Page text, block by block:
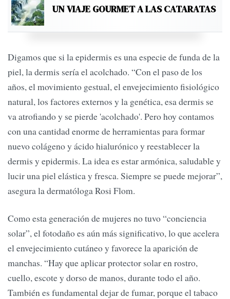
UN VIAJE GOURMET A LAS CATARATAS
Digamos que si la epidermis es una especie de funda de la
piel, la dermis sería el acolchado. “Con el paso de los
años, el movimiento gestual, el envejecimiento fisiológico
natural, los factores externos y la genética, esa dermis se
va atrofiando y se pierde 'acolchado'. Pero hoy contamos
con una cantidad enorme de herramientas para formar
nuevo colágeno y ácido hialurónico y reestablecer la
dermis y epidermis. La idea es estar armónica, saludable y
lucir una piel elástica y fresca. Siempre se puede mejorar”,
asegura la dermatóloga Rosi Flom.
Como esta generación de mujeres no tuvo “conciencia
solar”, el fotodaño es aún más significativo, lo que acelera
el envejecimiento cutáneo y favorece la aparición de
manchas. “Hay que aplicar protector solar en rostro,
cuello, escote y dorso de manos, durante todo el año.
También es fundamental dejar de fumar, porque el tabaco